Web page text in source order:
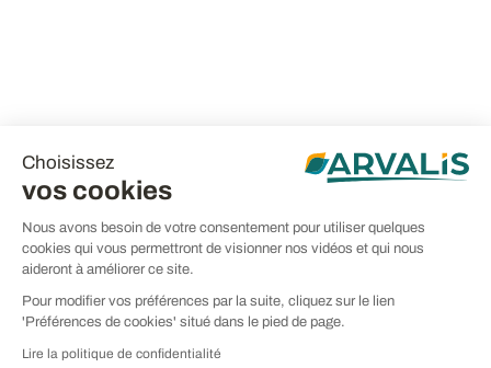
Choisissez
vos cookies
Nous avons besoin de votre consentement pour utiliser quelques
cookies qui vous permettront de visionner nos vidéos et qui nous
aideront à améliorer ce site.
Pour modifier vos préférences par la suite, cliquez sur le lien
'Préférences de cookies' situé dans le pied de page.
Lire la politique de confidentialité